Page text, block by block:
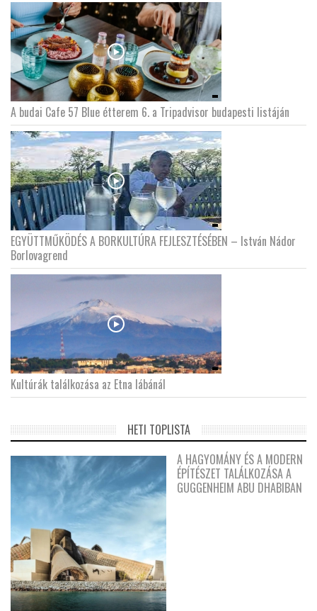
A budai Cafe 57 Blue étterem 6. a Tripadvisor budapesti listáján
EGYÜTTMŰKÖDÉS A BORKULTÚRA FEJLESZTÉSÉBEN – István Nádor
Borlovagrend
Kultúrák találkozása az Etna lábánál
HETI TOPLISTA
A HAGYOMÁNY ÉS A MODERN
ÉPÍTÉSZET TALÁLKOZÁSA A
GUGGENHEIM ABU DHABIBAN